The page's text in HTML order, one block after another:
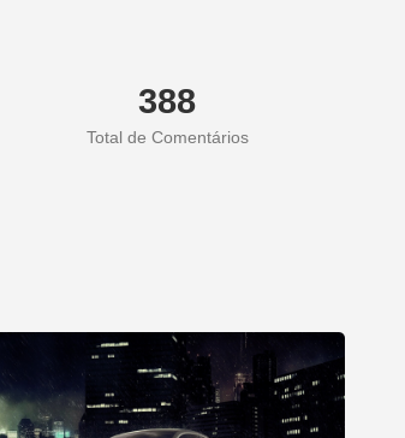
388
Total de Comentários